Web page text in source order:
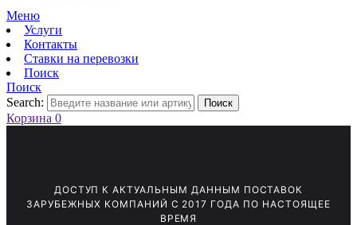
Меню
Услуги
Контакты
Ставки на перевозки
Поиск
Поиск
Search:
Поиск
Корзина 0
ДОСТУП К АКТУАЛЬНЫМ ДАННЫМ ПОСТАВОК
ЗАРУБЕЖНЫХ КОМПАНИЙ С 2017 ГОДА ПО НАСТОЯЩЕЕ
ВРЕМЯ